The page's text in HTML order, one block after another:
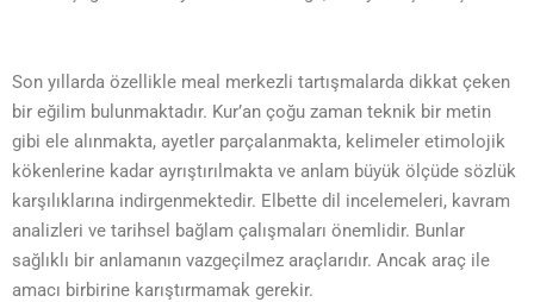
Son yıllarda özellikle meal merkezli tartışmalarda dikkat çeken
bir eğilim bulunmaktadır. Kur’an çoğu zaman teknik bir metin
gibi ele alınmakta, ayetler parçalanmakta, kelimeler etimolojik
kökenlerine kadar ayrıştırılmakta ve anlam büyük ölçüde sözlük
karşılıklarına indirgenmektedir. Elbette dil incelemeleri, kavram
analizleri ve tarihsel bağlam çalışmaları önemlidir. Bunlar
sağlıklı bir anlamanın vazgeçilmez araçlarıdır. Ancak araç ile
amacı birbirine karıştırmamak gerekir.